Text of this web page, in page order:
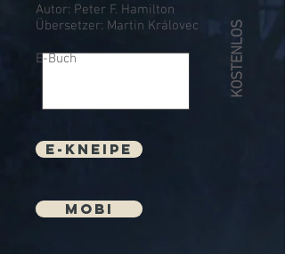
Autor: Peter F. Hamilton
Übersetzer: Martin Královec
E-Buch KOSTENLOS
E-Kneipe
mobi